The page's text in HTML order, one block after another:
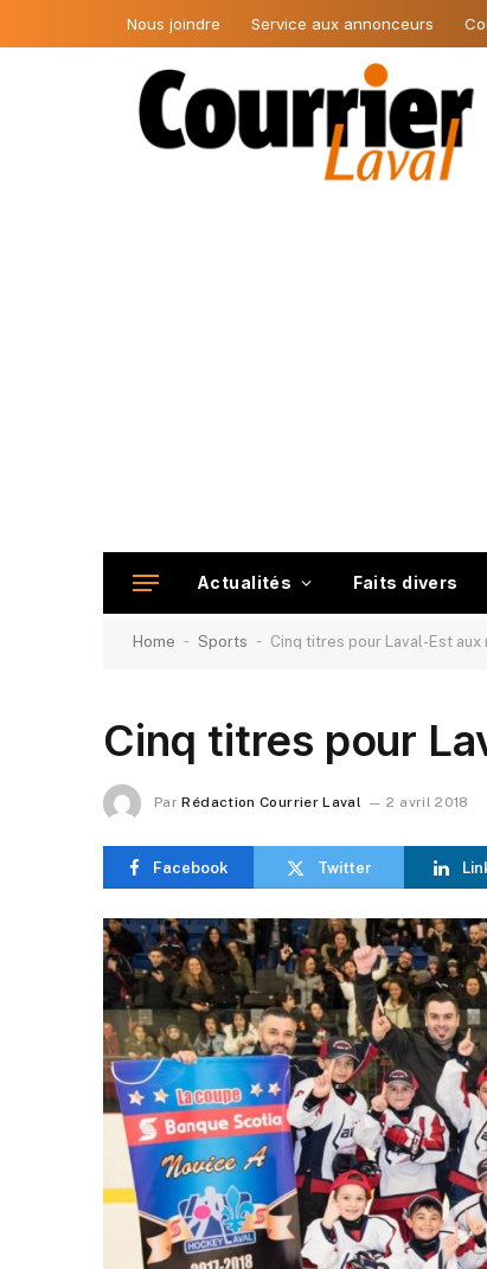
Nous joindre Service aux annonceurs
Actualités Faits divers
Home - Sports - Cinq titres pour Laval-Est aux
Cinq titres pour
Par Rédaction Courrier Laval 2 avril 2018
Facebook Twitter